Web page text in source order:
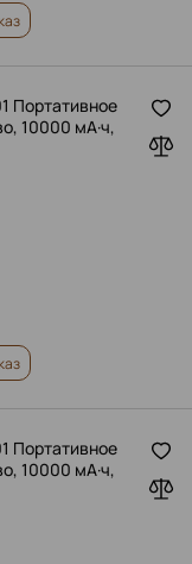
Портативное
10000 мА·ч,
Портативное
10000 мА·ч,